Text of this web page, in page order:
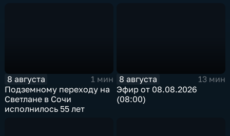
8 августа
1 мин
Подземному переходу на
Светлане в Сочи
исполнилось 55 лет
8 августа
13 мин
Эфир от 08.08.2026
(08:00)